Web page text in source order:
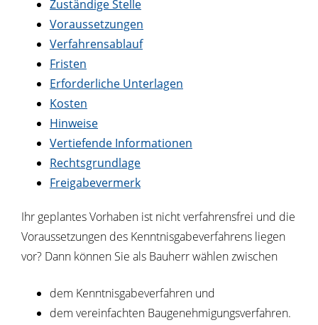
Zuständige Stelle
Voraussetzungen
Verfahrensablauf
Fristen
Erforderliche Unterlagen
Kosten
Hinweise
Vertiefende Informationen
Rechtsgrundlage
Freigabevermerk
Ihr geplantes Vorhaben ist nicht verfahrensfrei und die
Voraussetzungen des Kenntnisgabeverfahrens liegen
vor? Dann können Sie als Bauherr wählen zwischen
dem Kenntnisgabeverfahren und
dem vereinfachten Baugenehmigungsverfahren.